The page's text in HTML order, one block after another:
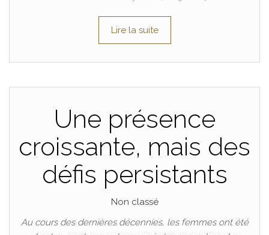
Lire la suite
Une présence
croissante, mais des
défis persistants
Non classé
Au cours des dernières décennies, les femmes ont été